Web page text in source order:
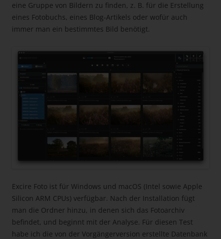
eine Gruppe von Bildern zu finden, z. B. für die Erstellung
eines Fotobuchs, eines Blog-Artikels oder wofür auch
immer man ein bestimmtes Bild benötigt.
Excire Foto ist für Windows und macOS (Intel sowie Apple
Silicon ARM CPUs) verfügbar. Nach der Installation fügt
man die Ordner hinzu, in denen sich das Fotoarchiv
befindet, und beginnt mit der Analyse. Für diesen Test
habe ich die von der Vorgängerversion erstellte Datenbank